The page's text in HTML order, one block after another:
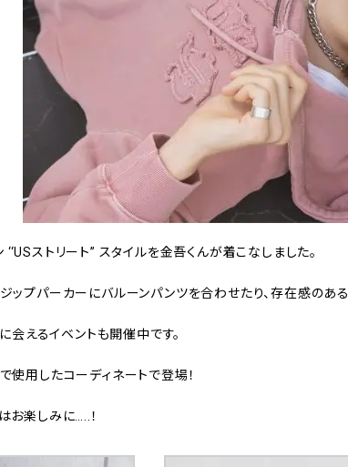
ストリート” スタイルを金吾くんが着こなしました。
ップパーカーにバルーンパンツを合わせたり、存在感のあ
えるイベントも開催中です。
使用したコーディネートで登場！
お楽しみに…..！